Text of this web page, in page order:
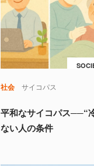
社会 サイコパス
平和なサイコパス──“
ない人の条件